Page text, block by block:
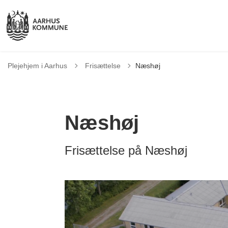
Plejehjem i Aarhus Tilbage til
Frisættelse Næshøj
Næshøj
Frisættelse på Næshøj